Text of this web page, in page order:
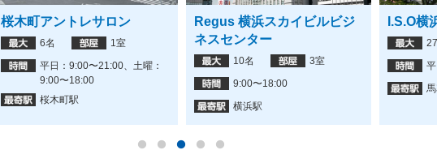
桜木町アントレサロン
6名
1室
平日：9:00〜21:00、土曜：
9:00〜18:00
桜木町駅
Regus 横浜スカイビルビジ
ネスセンター
10名
3室
9:00〜18:00
横浜駅
I.S.O横